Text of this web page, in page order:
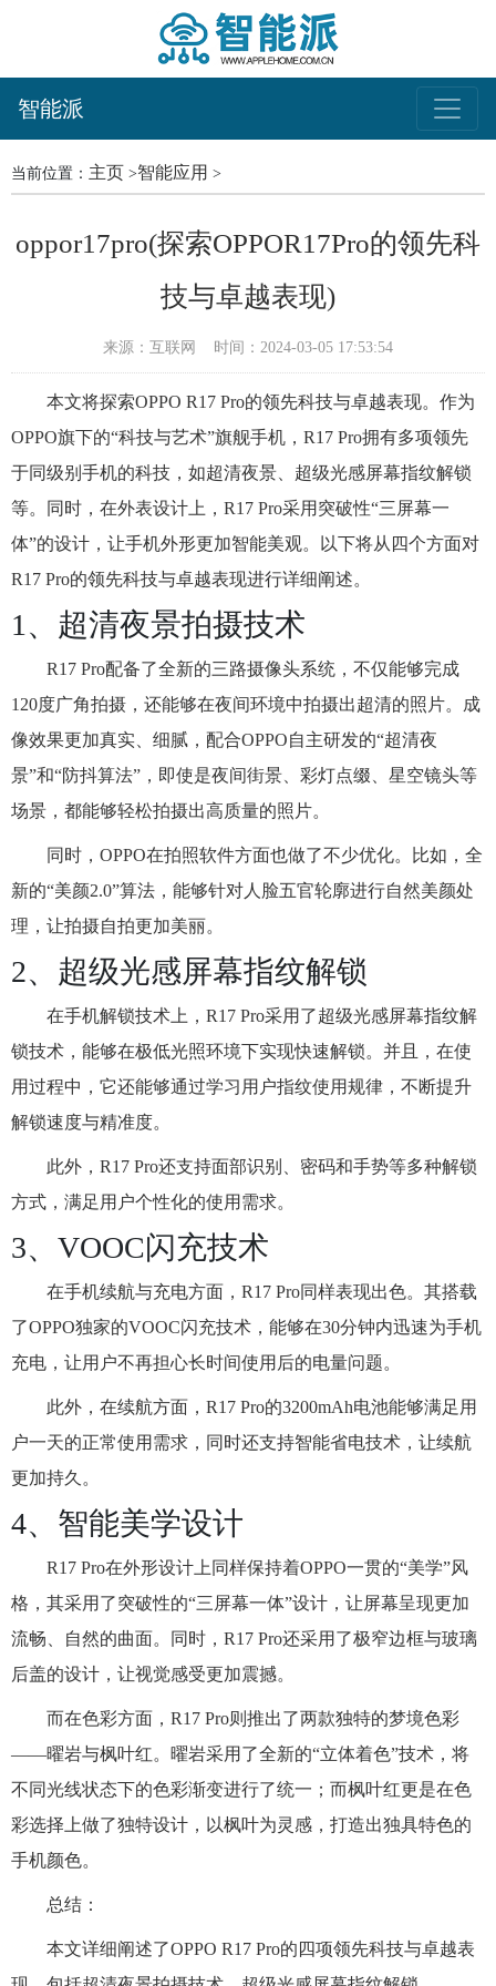
智能派
当前位置： 主页 >智能应用 >
oppor17pro(探索OPPOR17Pro的领先科
技与卓越表现)
来源：互联网 时间：2024-03-05 17:53:54
本文将探索OPPO R17 Pro的领先科技与卓越表现。作为
OPPO旗下的“科技与艺术”旗舰手机，R17 Pro拥有多项领先
于同级别手机的科技，如超清夜景、超级光感屏幕指纹解锁
等。同时，在外表设计上，R17 Pro采用突破性“三屏幕一
体”的设计，让手机外形更加智能美观。以下将从四个方面对
R17 Pro的领先科技与卓越表现进行详细阐述。
1、超清夜景拍摄技术
R17 Pro配备了全新的三路摄像头系统，不仅能够完成
120度广角拍摄，还能够在夜间环境中拍摄出超清的照片。成
像效果更加真实、细腻，配合OPPO自主研发的“超清夜
景”和“防抖算法”，即使是夜间街景、彩灯点缀、星空镜头等
场景，都能够轻松拍摄出高质量的照片。
同时，OPPO在拍照软件方面也做了不少优化。比如，全
新的“美颜2.0”算法，能够针对人脸五官轮廓进行自然美颜处
理，让拍摄自拍更加美丽。
2、超级光感屏幕指纹解锁
在手机解锁技术上，R17 Pro采用了超级光感屏幕指纹解
锁技术，能够在极低光照环境下实现快速解锁。并且，在使
用过程中，它还能够通过学习用户指纹使用规律，不断提升
解锁速度与精准度。
此外，R17 Pro还支持面部识别、密码和手势等多种解锁
方式，满足用户个性化的使用需求。
3、VOOC闪充技术
在手机续航与充电方面，R17 Pro同样表现出色。其搭载
了OPPO独家的VOOC闪充技术，能够在30分钟内迅速为手机
充电，让用户不再担心长时间使用后的电量问题。
此外，在续航方面，R17 Pro的3200mAh电池能够满足用
户一天的正常使用需求，同时还支持智能省电技术，让续航
更加持久。
4、智能美学设计
R17 Pro在外形设计上同样保持着OPPO一贯的“美学”风
格，其采用了突破性的“三屏幕一体”设计，让屏幕呈现更加
流畅、自然的曲面。同时，R17 Pro还采用了极窄边框与玻璃
后盖的设计，让视觉感受更加震撼。
而在色彩方面，R17 Pro则推出了两款独特的梦境色彩
——曜岩与枫叶红。曜岩采用了全新的“立体着色”技术，将
不同光线状态下的色彩渐变进行了统一；而枫叶红更是在色
彩选择上做了独特设计，以枫叶为灵感，打造出独具特色的
手机颜色。
总结：
本文详细阐述了OPPO R17 Pro的四项领先科技与卓越表